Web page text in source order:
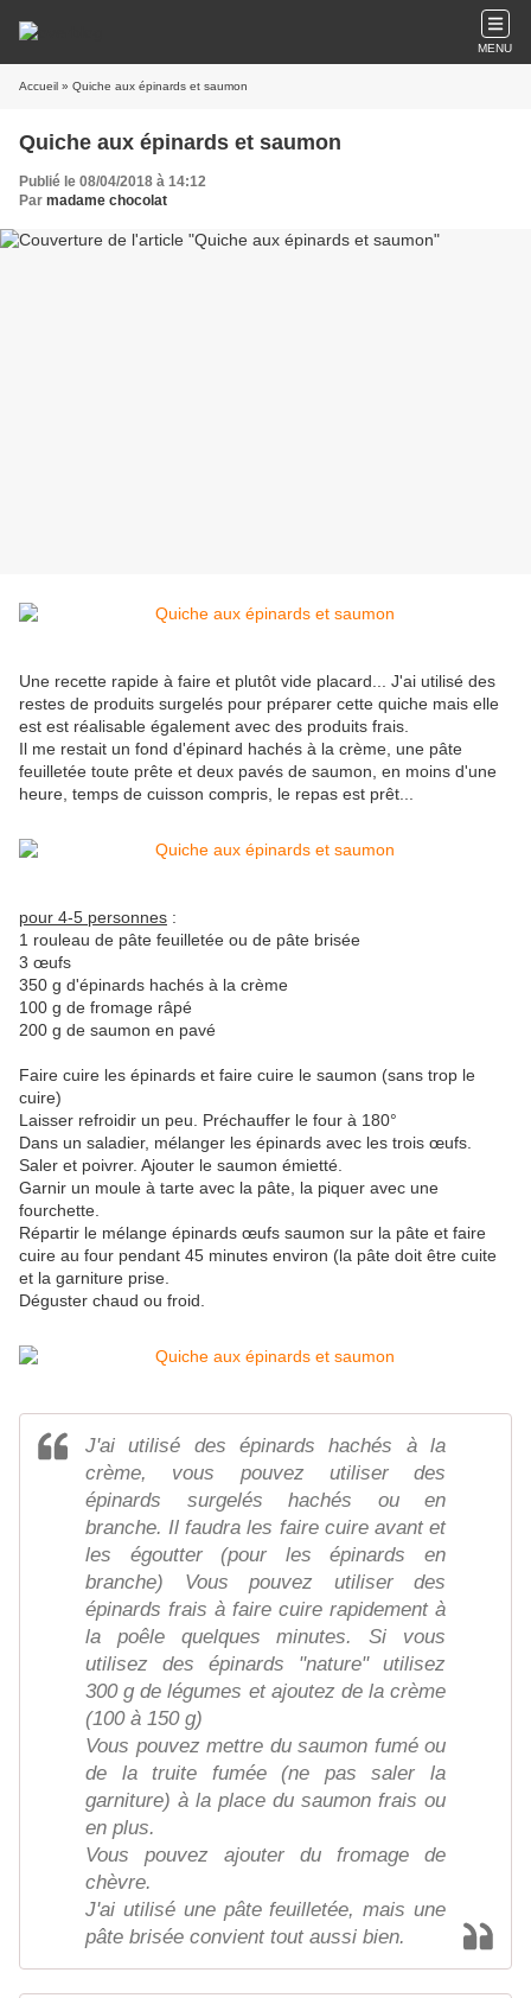
MENU
Accueil » Quiche aux épinards et saumon
Quiche aux épinards et saumon
Publié le 08/04/2018 à 14:12
Par madame chocolat
Une recette rapide à faire et plutôt vide placard... J'ai utilisé des
restes de produits surgelés pour préparer cette quiche mais elle
est est réalisable également avec des produits frais.
Il me restait un fond d'épinard hachés à la crème, une pâte
feuilletée toute prête et deux pavés de saumon, en moins d'une
heure, temps de cuisson compris, le repas est prêt...
pour 4-5 personnes :
1 rouleau de pâte feuilletée ou de pâte brisée
3 œufs
350 g d'épinards hachés à la crème
100 g de fromage râpé
200 g de saumon en pavé
Faire cuire les épinards et faire cuire le saumon (sans trop le
cuire)
Laisser refroidir un peu. Préchauffer le four à 180°
Dans un saladier, mélanger les épinards avec les trois œufs.
Saler et poivrer. Ajouter le saumon émietté.
Garnir un moule à tarte avec la pâte, la piquer avec une
fourchette.
Répartir le mélange épinards œufs saumon sur la pâte et faire
cuire au four pendant 45 minutes environ (la pâte doit être cuite
et la garniture prise.
Déguster chaud ou froid.
J'ai utilisé des épinards hachés à la
crème, vous pouvez utiliser des
épinards surgelés hachés ou en
branche. Il faudra les faire cuire avant et
les égoutter (pour les épinards en
branche) Vous pouvez utiliser des
épinards frais à faire cuire rapidement à
la poêle quelques minutes. Si vous
utilisez des épinards "nature" utilisez
300 g de légumes et ajoutez de la crème
(100 à 150 g)
Vous pouvez mettre du saumon fumé ou
de la truite fumée (ne pas saler la
garniture) à la place du saumon frais ou
en plus.
Vous pouvez ajouter du fromage de
chèvre.
J'ai utilisé une pâte feuilletée, mais une
pâte brisée convient tout aussi bien.